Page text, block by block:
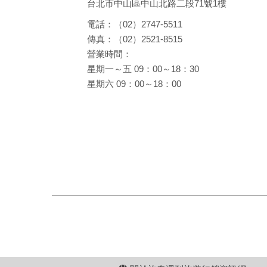
台北市中山區中山北路二段71號1樓
電話：（02）2747-5511
傳真：（02）2521-8515
營業時間：
星期一～五 09：00～18：30
星期六 09：00～18：00